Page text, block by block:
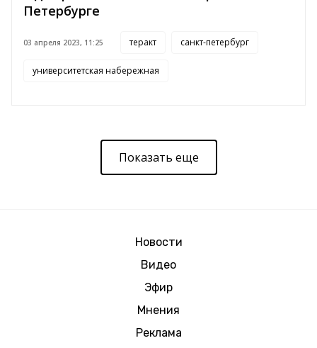
Петербурге
03 апреля 2023, 11:25 теракт санкт-петербург
университетская набережная
Показать еще
Новости
Видео
Эфир
Мнения
Реклама